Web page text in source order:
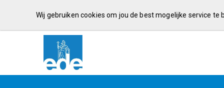
Wij gebruiken cookies om jou de best mogelijke service